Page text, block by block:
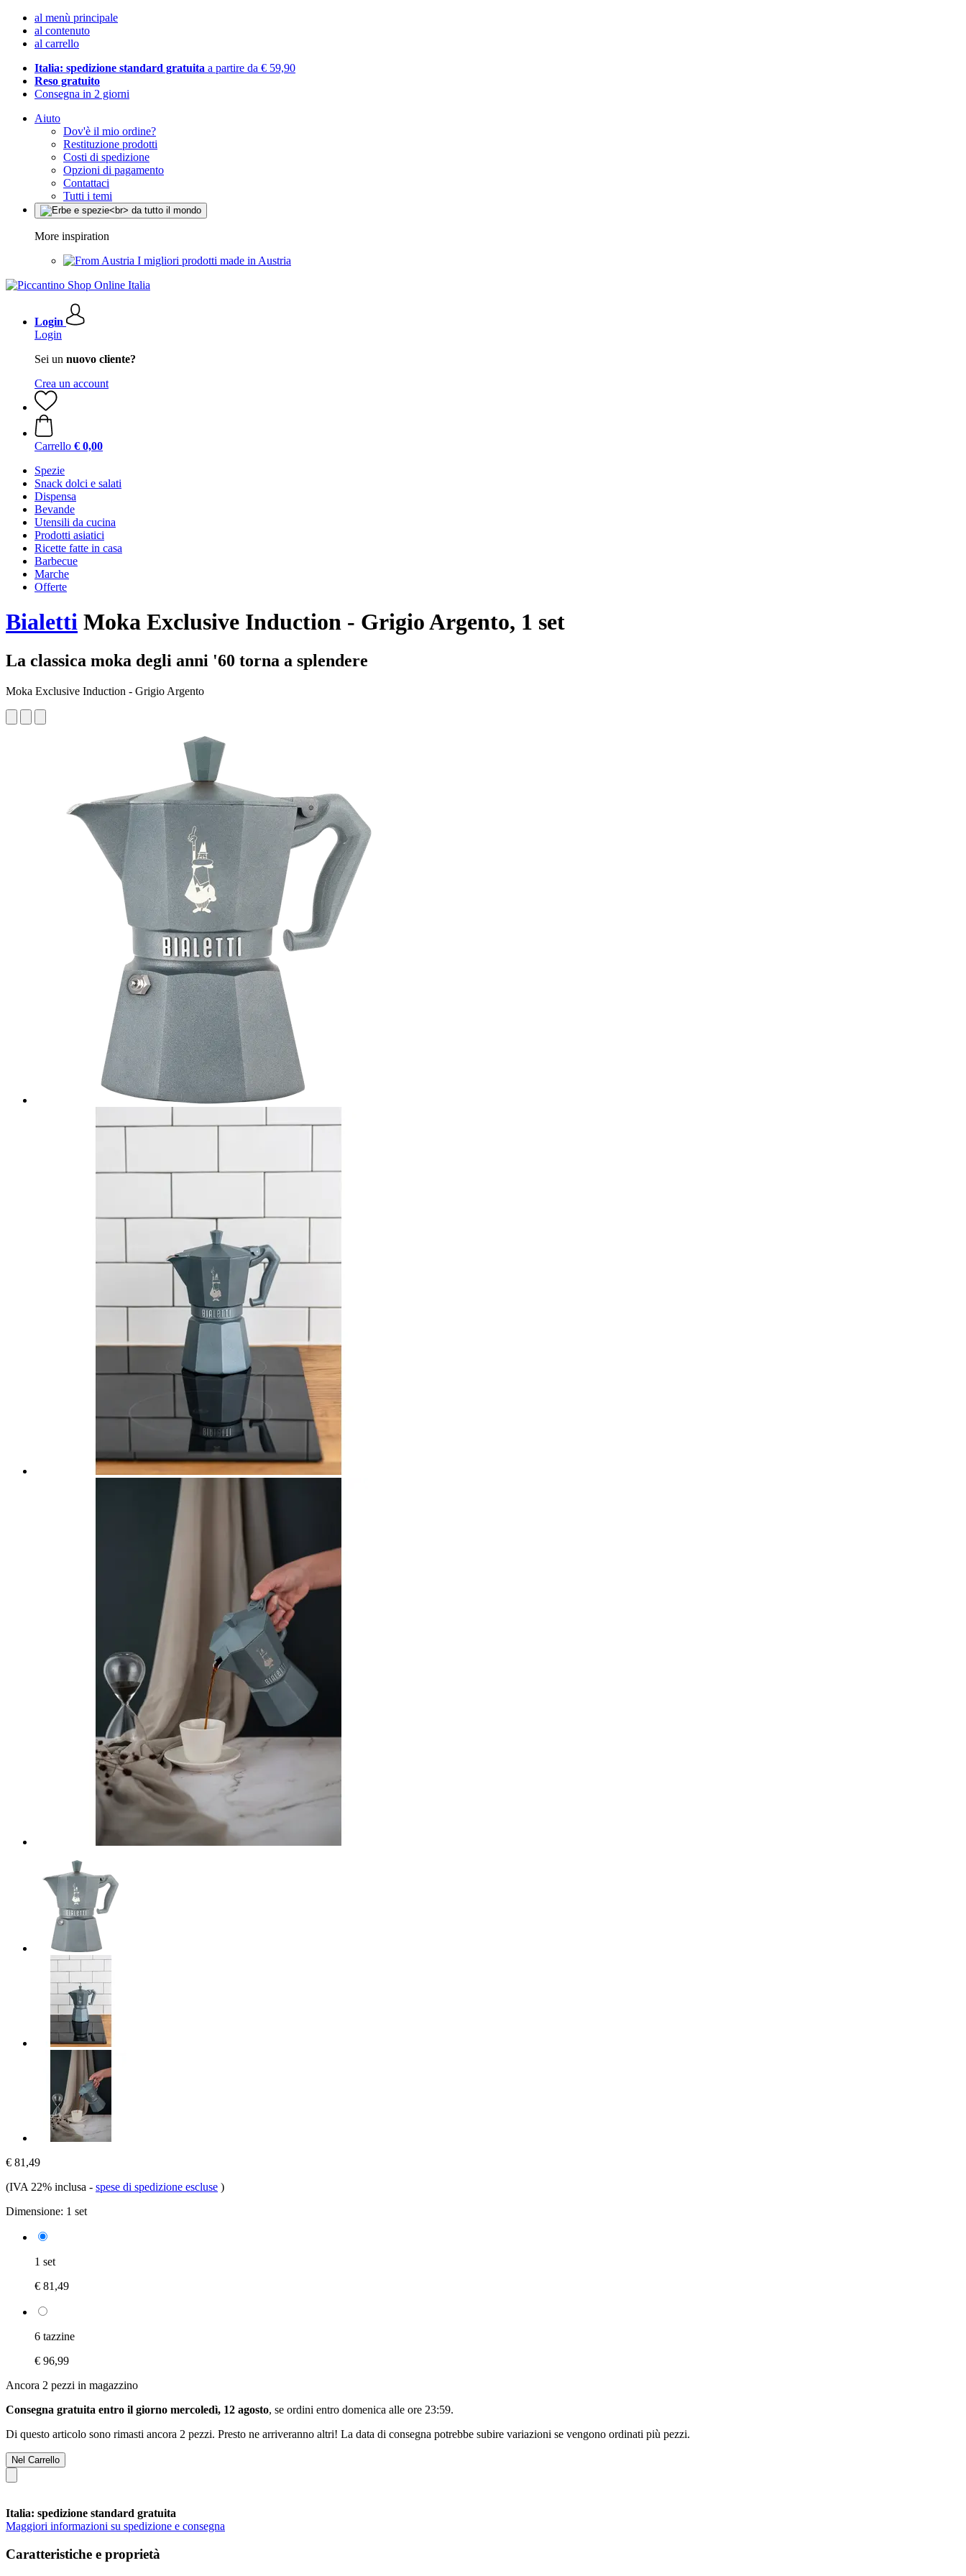
al menù principale
al contenuto
al carrello
Italia: spedizione standard gratuita a partire da € 59,90
Reso gratuito
Consegna in 2 giorni
Aiuto
Dov'è il mio ordine?
Restituzione prodotti
Costi di spedizione
Opzioni di pagamento
Contattaci
Tutti i temi
More inspiration
I migliori prodotti made in Austria
Login
Login
Sei un nuovo cliente?
Crea un account
Carrello € 0,00
Spezie
Snack dolci e salati
Dispensa
Bevande
Utensili da cucina
Prodotti asiatici
Ricette fatte in casa
Barbecue
Marche
Offerte
Bialetti Moka Exclusive Induction - Grigio Argento, 1 set
La classica moka degli anni '60 torna a splendere
Moka Exclusive Induction - Grigio Argento
€ 81,49
(IVA 22% inclusa - spese di spedizione escluse )
Dimensione: 1 set
1 set
€ 81,49
6 tazzine
€ 96,99
Ancora 2 pezzi in magazzino
Consegna gratuita entro il giorno mercoledì, 12 agosto, se ordini entro domenica alle ore 23:59.
Di questo articolo sono rimasti ancora 2 pezzi. Presto ne arriveranno altri! La data di consegna potrebbe subire variazioni se vengono ordinati più pezzi.
Nel Carrello
Italia: spedizione standard gratuita
Maggiori informazioni su spedizione e consegna
Caratteristiche e proprietà